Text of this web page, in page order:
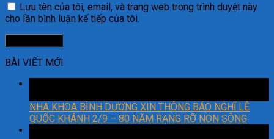
Lưu tên của tôi, email, và trang web trong trình duyệt này
cho lần bình luận kế tiếp của tôi.
BÀI VIẾT MỚI
NHA KHOA BÌNH DƯƠNG XIN THÔNG BÁO NGHĨ LỄ
QUỐC KHÁNH 2/9 – 80 NĂM RẠNG RỠ NON SÔNG